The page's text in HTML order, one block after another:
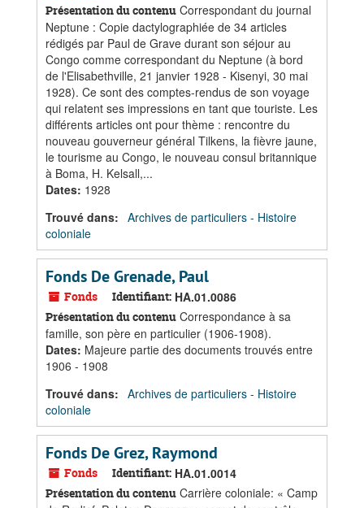
Présentation du contenu Correspondant du journal
Neptune : Copie dactylographiée de 34 articles
rédigés par Paul de Grave durant son séjour au
Congo comme correspondant du Neptune (à bord
de l'Elisabethville, 21 janvier 1928 - Kisenyi, 30 mai
1928). Ce sont des comptes-rendus de son voyage
qui relatent ses impressions en tant que touriste. Les
différents articles ont pour thème : rencontre du
nouveau gouverneur général Tilkens, la fièvre jaune,
le tourisme au Congo, le nouveau consul britannique
à Boma, H. Kelsall,...
Dates: 1928
Trouvé dans: Archives de particuliers - Histoire
coloniale
Fonds De Grenade, Paul
Fonds Identifiant: HA.01.0086
Présentation du contenu Correspondance à sa
famille, son père en particulier (1906-1908).
Dates: Majeure partie des documents trouvés entre
1906 - 1908
Trouvé dans: Archives de particuliers - Histoire
coloniale
Fonds De Grez, Raymond
Fonds Identifiant: HA.01.0014
Présentation du contenu Carrière coloniale: « Camp